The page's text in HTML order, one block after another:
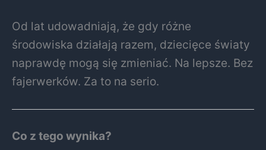
Od lat udowadniają, że gdy różne
środowiska działają razem, dziecięce światy
naprawdę mogą się zmieniać. Na lepsze. Bez
fajerwerków. Za to na serio.
Co z tego wynika?